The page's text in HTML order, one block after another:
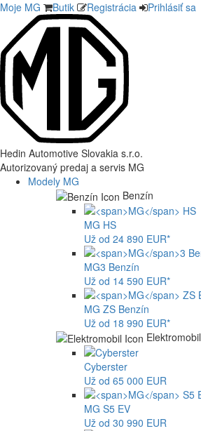
Moje MG Butik Registrácia Prihlásiť sa
Hedin Automotive Slovakia s.r.o.
Autorizovaný predaj a servis MG
Modely MG
Benzín
MG HS
Už od 24 890 EUR*
MG3 Benzín
Už od 14 590 EUR*
MG ZS Benzín
Už od 18 990 EUR*
Elektromobil
Cyberster
Už od 65 000 EUR
MG S5 EV
Už od 30 990 EUR